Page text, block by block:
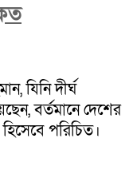
যিনি দীর্ঘ
বর্তমানে দেশের
পরিচিত।